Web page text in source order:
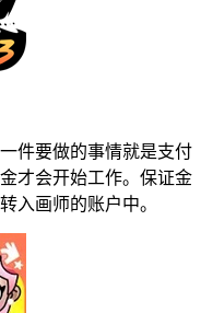
要做的事情就是支付
才会开始工作。保证金
入画师的账户中。